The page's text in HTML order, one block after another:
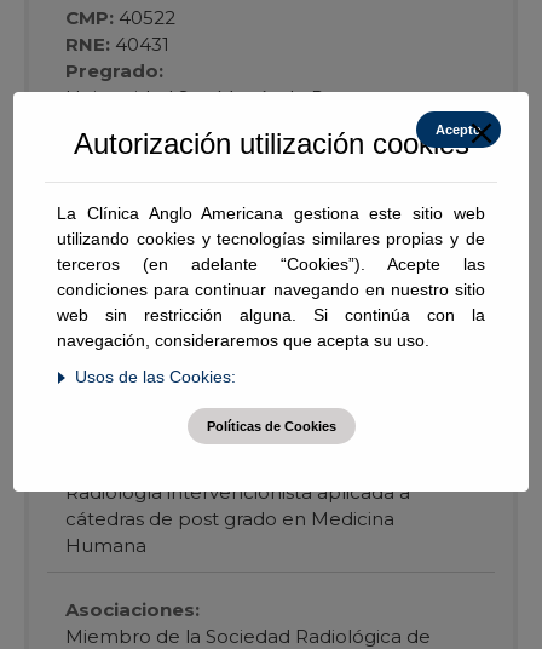
CMP: 40522
RNE: 40431
Pregrado:
Universidad San Martín de Porras
Posgrado:
Universidad Nacional Mayor de San Marcos
Pasantías:
Intervencionismo oncológico en el
Hepatocarcinoma - Hospital Clinic de
Barcelona
Título de Médico Cirujano
Titulo especialista en Radiología
Radiología intervencionista aplicada a
cátedras de post grado en Medicina
Humana
Asociaciones:
Miembro de la Sociedad Radiológica de
Autorización utilización cookies
La Clínica Anglo Americana gestiona este sitio web
utilizando cookies y tecnologías similares propias y de
terceros (en adelante “Cookies”). Acepte las
condiciones para continuar navegando en nuestro sitio
web sin restricción alguna. Si continúa con la
navegación, consideraremos que acepta su uso.
Usos de las Cookies:
Acepto
Políticas de Cookies